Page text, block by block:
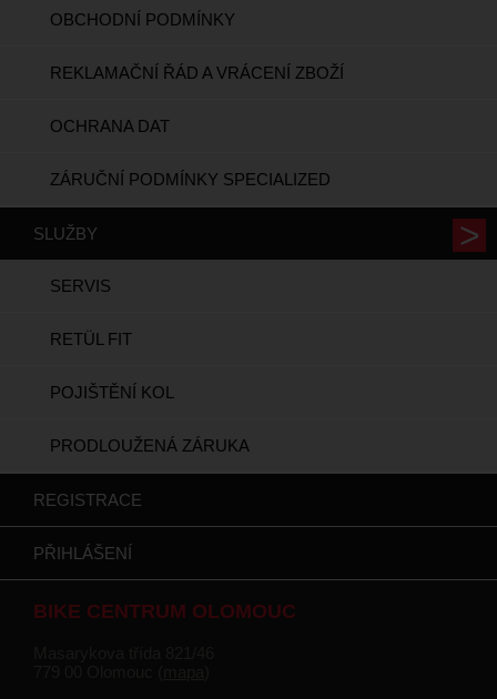
OBCHODNÍ PODMÍNKY
REKLAMAČNÍ ŘÁD A VRÁCENÍ ZBOŽÍ
OCHRANA DAT
ZÁRUČNÍ PODMÍNKY SPECIALIZED
SLUŽBY
SERVIS
RETÜL FIT
POJIŠTĚNÍ KOL
PRODLOUŽENÁ ZÁRUKA
REGISTRACE
PŘIHLÁŠENÍ
BIKE CENTRUM OLOMOUC